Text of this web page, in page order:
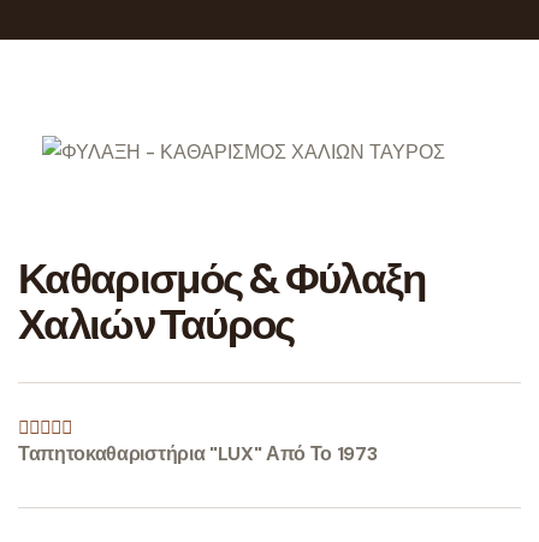
Καθαρισμός & Φύλαξη
Χαλιών Ταύρος
Ταπητοκαθαριστήρια "LUX" Από Το 1973